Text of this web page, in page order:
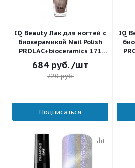
IQ Beauty Лак для ногтей с
биокерамикой Nail Polish
PROLAC+bioceramics 171
Fashion code 12,5 мл.
684руб. /шт
720руб.
Подписаться
IQ